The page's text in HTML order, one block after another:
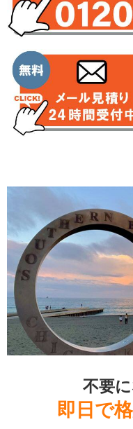
不要
即日で